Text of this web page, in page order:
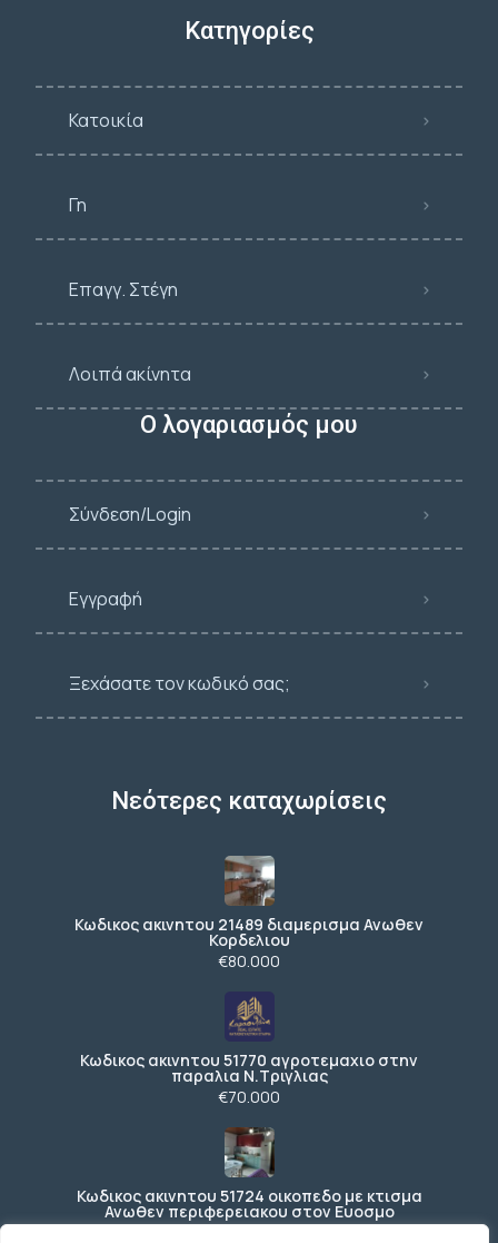
Κατηγορίες
Κατοικία
Γη
Επαγγ. Στέγη
Λοιπά ακίνητα
Ο λογαριασμός μου
Σύνδεση/Login
Εγγραφή
Ξεχάσατε τον κωδικό σας;
Νεότερες καταχωρίσεις
Κωδικος ακινητου 21489 διαμερισμα Ανωθεν
Κορδελιου
€80.000
Κωδικος ακινητου 51770 αγροτεμαχιο στην
παραλια Ν.Τριγλιας
€70.000
Κωδικος ακινητου 51724 οικοπεδο με κτισμα
Ανωθεν περιφερειακου στον Ευοσμο